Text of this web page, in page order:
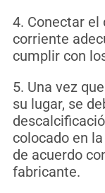
4. Conectar
corriente
cumplir con
5. Una vez
su lugar, se
colocado en
de acuerdo
fabricante.